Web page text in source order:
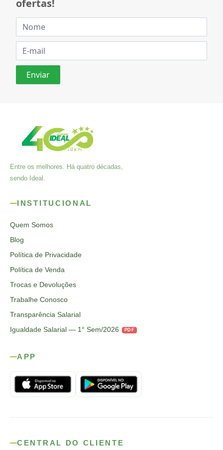
ofertas!
Entre os melhores. Há quatro décadas,
sendo Ideal.
INSTITUCIONAL
Quem Somos
Blog
Política de Privacidade
Política de Venda
Trocas e Devoluções
Trabalhe Conosco
Transparência Salarial
Igualdade Salarial — 1° Sem/2026
PDF
APP
CENTRAL DO CLIENTE